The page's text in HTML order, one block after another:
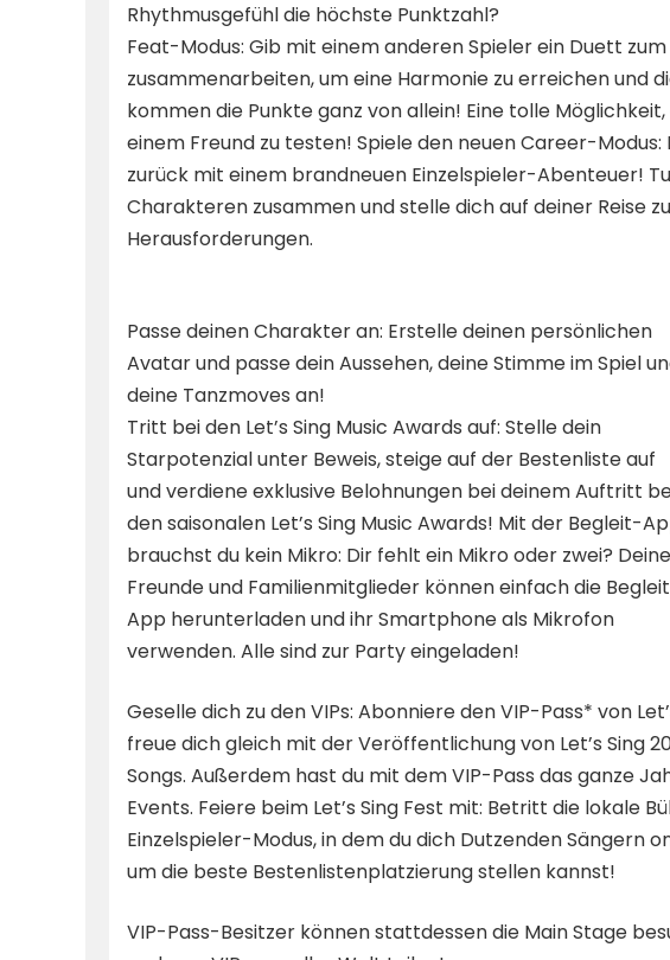
Rhythmusgefühl die höchste Punktzahl?
Feat-Modus: Gib mit einem anderen Spieler ein Duett
zusammenarbeiten, um eine Harmonie zu erreichen und
kommen die Punkte ganz von allein! Eine tolle
einem Freund zu testen! Spiele den neuen Career-Modus:
zurück mit einem brandneuen Einzelspieler-Abenteuer!
Charakteren zusammen und stelle dich auf deiner Reise
Herausforderungen.
Passe deinen Charakter an: Erstelle deinen persönlichen
Avatar und passe dein Aussehen, deine Stimme im Spiel
deine Tanzmoves an!
Tritt bei den Let’s Sing Music Awards auf: Stelle dein
Starpotenzial unter Beweis, steige auf der Bestenliste auf
und verdiene exklusive Belohnungen bei deinem Auftritt
den saisonalen Let’s Sing Music Awards! Mit der Begleit-
brauchst du kein Mikro: Dir fehlt ein Mikro oder zwei? Deine
Freunde und Familienmitglieder können einfach die
App herunterladen und ihr Smartphone als Mikrofon
verwenden. Alle sind zur Party eingeladen!
Geselle dich zu den VIPs: Abonniere den VIP-Pass* von
freue dich gleich mit der Veröffentlichung von Let’s Sing
Songs. Außerdem hast du mit dem VIP-Pass das ganze
Events. Feiere beim Let’s Sing Fest mit: Betritt die lokale
Einzelspieler-Modus, in dem du dich Dutzenden Sängern
um die beste Bestenlistenplatzierung stellen kannst!
VIP-Pass-Besitzer können stattdessen die Main Stage